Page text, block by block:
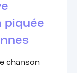
piquée
chanson